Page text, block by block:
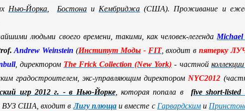
Нью-Йорка, БостонаиКембриджа (США).Проживание и
людьми своего времени, такими, как человек-легенда
Andrew Weinstein (Институт Моды- FIT, входит впятерку
, директором The Frick Collection (New York) - частной
градостроителем, экс-управляющим директором NYC2012
игр 2012 г. - в Нью-Йорке, которая попала в five short-listed
ВУЗ США, входит вЛигу плющаивместе с Гарвардскими